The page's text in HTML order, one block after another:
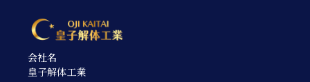
会社名
皇子解体工業